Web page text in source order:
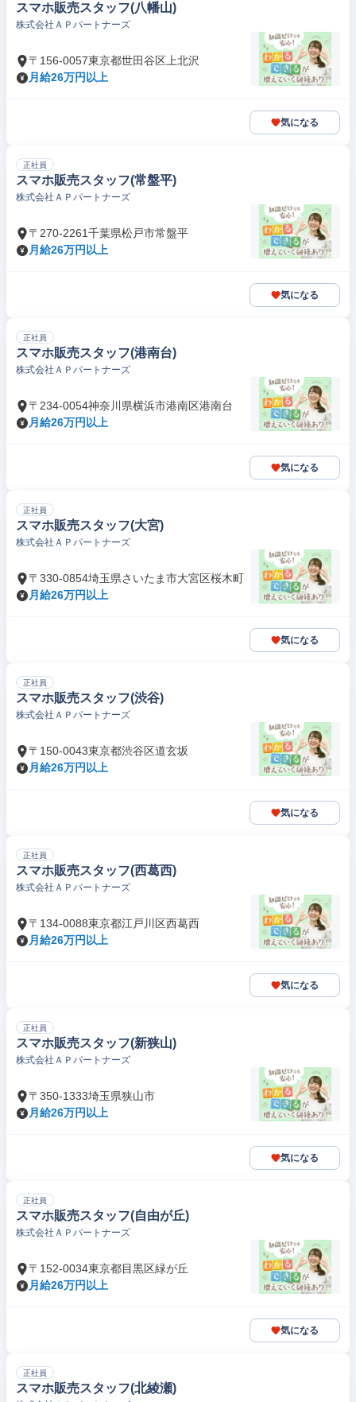
スマホ販売スタッフ(八幡山)
株式会社ＡＰパートナーズ
〒156-0057東京都世田谷区上北沢
月給26万円以上
気になる
正社員
スマホ販売スタッフ(常盤平)
株式会社ＡＰパートナーズ
〒270-2261千葉県松戸市常盤平
月給26万円以上
気になる
正社員
スマホ販売スタッフ(港南台)
株式会社ＡＰパートナーズ
〒234-0054神奈川県横浜市港南区港南台
月給26万円以上
気になる
正社員
スマホ販売スタッフ(大宮)
株式会社ＡＰパートナーズ
〒330-0854埼玉県さいたま市大宮区桜木町
月給26万円以上
気になる
正社員
スマホ販売スタッフ(渋谷)
株式会社ＡＰパートナーズ
〒150-0043東京都渋谷区道玄坂
月給26万円以上
気になる
正社員
スマホ販売スタッフ(西葛西)
株式会社ＡＰパートナーズ
〒134-0088東京都江戸川区西葛西
月給26万円以上
気になる
正社員
スマホ販売スタッフ(新狭山)
株式会社ＡＰパートナーズ
〒350-1333埼玉県狭山市
月給26万円以上
気になる
正社員
スマホ販売スタッフ(自由が丘)
株式会社ＡＰパートナーズ
〒152-0034東京都目黒区緑が丘
月給26万円以上
気になる
正社員
スマホ販売スタッフ(北綾瀬)